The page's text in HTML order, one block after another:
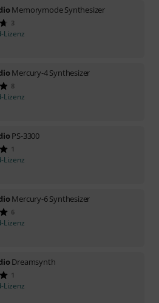
Memorymode Synthesizer
3
Lizenz
Mercury-4 Synthesizer
8
Lizenz
PS-3300
1
Lizenz
Mercury-6 Synthesizer
6
Lizenz
Dreamsynth
1
Lizenz